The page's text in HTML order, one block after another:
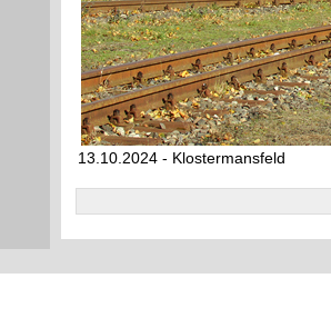
13.10.2024 - Klostermansfeld